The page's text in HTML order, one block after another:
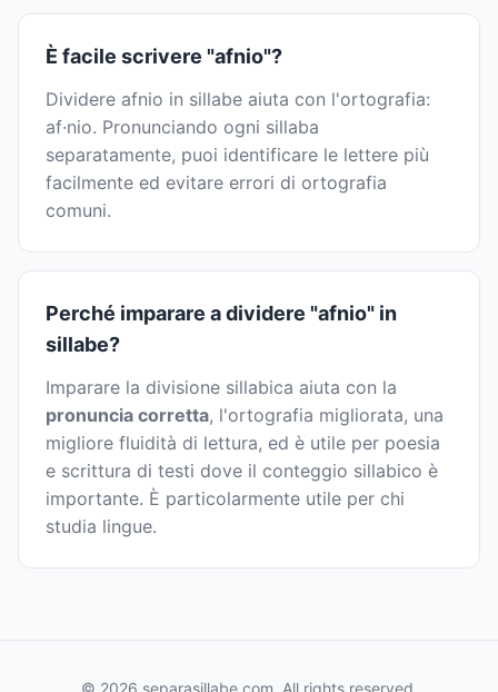
È facile scrivere "afnio"?
Dividere afnio in sillabe aiuta con l'ortografia:
af·nio. Pronunciando ogni sillaba
separatamente, puoi identificare le lettere più
facilmente ed evitare errori di ortografia
comuni.
Perché imparare a dividere "afnio" in
sillabe?
Imparare la divisione sillabica aiuta con la
pronuncia corretta, l'ortografia migliorata, una
migliore fluidità di lettura, ed è utile per poesia
e scrittura di testi dove il conteggio sillabico è
importante. È particolarmente utile per chi
studia lingue.